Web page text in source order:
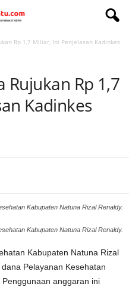
Rp 1,7 Miliar, Ini Penjelasan Kadinkes
Rujukan Rp 1,7
Kadinkes
Kabupaten Natuna Rizal Renaldy.
Kabupaten Natuna Rizal Renaldy.
Kabupaten Natuna Rizal
Pelayanan Kesehatan
anggaran ini